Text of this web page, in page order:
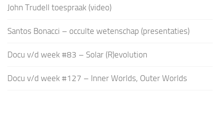
John Trudell toespraak (video)
Santos Bonacci – occulte wetenschap (presentaties)
Docu v/d week #83 – Solar (R)evolution
Docu v/d week #127 – Inner Worlds, Outer Worlds